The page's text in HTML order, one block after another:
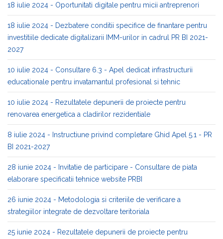
18 iulie 2024 - Oportunitati digitale pentru micii antreprenori
18 iulie 2024 - Dezbatere conditii specifice de finantare pentru
investitiile dedicate digitalizarii IMM-urilor in cadrul PR BI 2021-
2027
10 iulie 2024 - Consultare 6.3 - Apel dedicat infrastructurii
educationale pentru invatamantul profesional si tehnic
10 iulie 2024 - Rezultatele depunerii de proiecte pentru
renovarea energetica a cladirilor rezidentiale
8 iulie 2024 - Instructiune privind completare Ghid Apel 5.1 - PR
BI 2021-2027
28 iunie 2024 - Invitatie de participare - Consultare de piata
elaborare specificatii tehnice website PRBI
26 iunie 2024 - Metodologia si criteriile de verificare a
strategiilor integrate de dezvoltare teritoriala
25 iunie 2024 - Rezultatele depunerii de proiecte pentru